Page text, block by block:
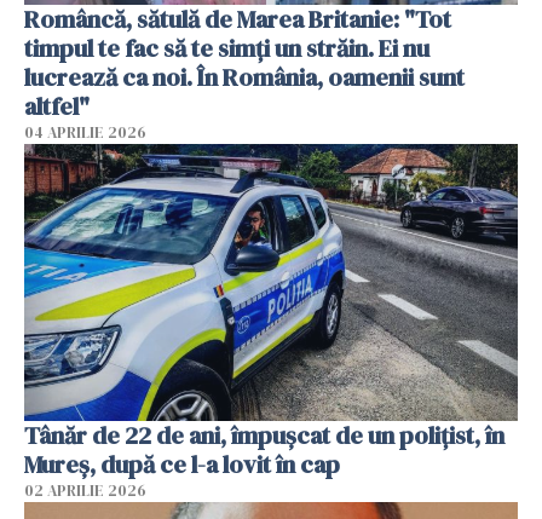
Româncă, sătulă de Marea Britanie: "Tot
timpul te fac să te simți un străin. Ei nu
lucrează ca noi. În România, oamenii sunt
altfel"
04 APRILIE 2026
Tânăr de 22 de ani, împușcat de un polițist, în
Mureș, după ce l-a lovit în cap
02 APRILIE 2026